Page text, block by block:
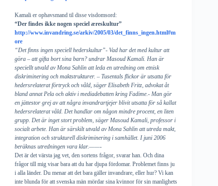
Kamali er ophavsmand til disse visdomsord:
“Der findes ikke nogen speciel æreskultur”
http://www.invandring.se/arkiv/2005/03/det_finns_ingen.html#m
ore
“Det finns ingen speciell hederskultur”- Vad har det med kultur att
göra – att gifta bort sina barn? undrar Masoud Kamali. Han är
speciellt utvald av Mona Sahlin att leda en utredning om etnisk
diskriminering och maktstrukturer. – Tusentals flickor är utsatta för
hedersrelaterat förtryck och våld, säger Elisabeth Fritz, advokat åt
bland annat Pela och aktiv i mediadebatten kring Fadime.- Man gör
en jättestor grej av att några invandrartjejer blivit utsatta för så kallat
hedersrelaterat våld. Det handlar om någon mindre procent, en liten
grupp. Det är inget stort problem, säger Masoud Kamali, professor i
socialt arbete. Han är särskilt utvald av Mona Sahlin att utreda makt,
integration och strukturell diskriminering i samhället. I juni 2006
beräknas utredningen vara klar.——-
Det är det värsta jag vet, den sortens frågor, svarar han. Och dina
frågor till mig visar bara att du har djupa fördomar. Problemet finns ju
i alla länder. Du menar att det bara gäller invandrare, eller hur? Vi kan
inte blunda för att svenska män mördar sina kvinnor för sin manlighets